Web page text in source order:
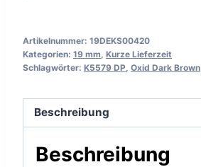
Artikelnummer: 19DEKS00420
Kategorien: 19 mm Kurze Lieferzeit
Schlagwörter: K5579 DP Oxid Dark Brown
Beschreibung
Beschreibung